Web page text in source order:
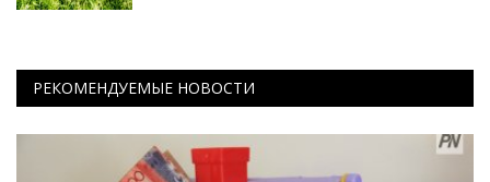
РЕКОМЕНДУЕМЫЕ НОВОСТИ